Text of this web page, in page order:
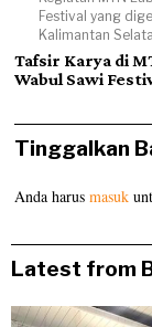
Festival yang
Kalimantan
Tafsir Karya di
Wabul Sawi
Tinggalkan
Anda harusmasuk
Latest from